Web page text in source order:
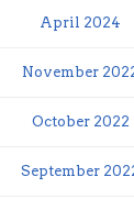
April 2024
November
October 2022
September